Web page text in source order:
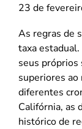
23 de
As regras de
taxa
seus
superiores
diferentes
Califórnia, as
histórico de